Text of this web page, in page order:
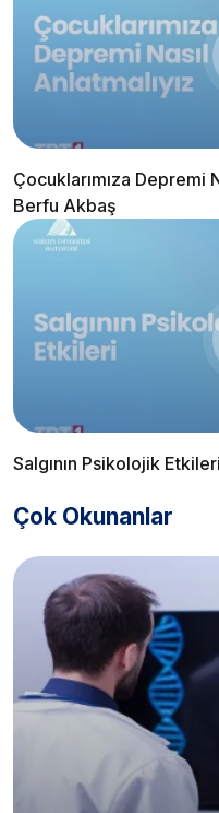
Çocuklarımıza Depremi
Berfu Akbaş
Salgının Psikolojik
Çok Okunanlar